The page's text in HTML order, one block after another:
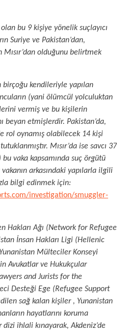
bu 9 kişiye yönelik suçlayıcı
Suriye ve Pakistan’dan,
Mısır’dan olduğunu belirtmek
kendileriyle yapılan
(yani ölümcül yolculuktan
vermiş ve bu kişilerin
beyan etmişlerdir. Pakistan’da,
rol oynamış olabilecek 14 kişi
Mısır’da ise savcı 37
vaka kapsamında suç örgütü
arkasındaki yapılarla ilgili
bilgi edinmek için:
investigation/smuggler-
Hakları Ağı (Network for Refugee
İnsan Hakları Ligi (Hellenic
Mülteciler Konseyi
Avukatlar ve Hukukçular
and Jurists for the
Desteği Ege (Refugee Support
sağ kalan kişiler , Yunanistan
hayatlarını koruma
ihlali kınayarak, Akdeniz’de